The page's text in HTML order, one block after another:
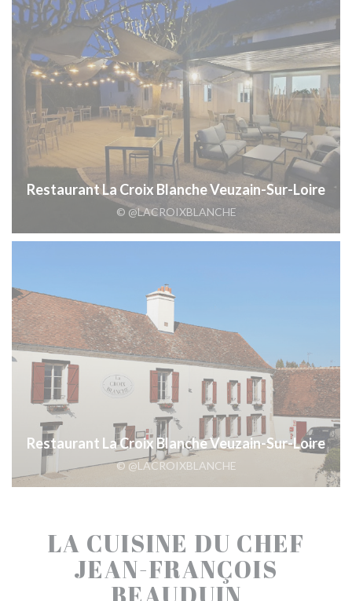
Restaurant La Croix Blanche Veuzain-Sur-Loire
© @LACROIXBLANCHE
Restaurant La Croix Blanche Veuzain-Sur-Loire
© @LACROIXBLANCHE
LA CUISINE DU CHEF
JEAN-FRANÇOIS